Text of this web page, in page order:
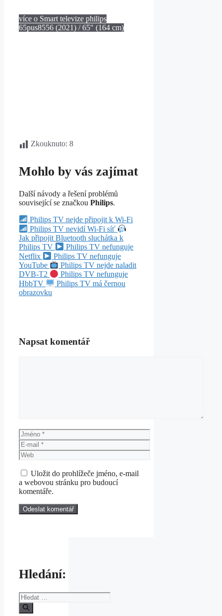
více o Smart televize philips
65pus8556 (2021) / 65" (164 cm)
Zkouknuto: 8
Mohlo by vás zajímat
Další návody a řešení problémů
související se značkou Philips.
Philips TV nejde připojit k Wi-Fi
Philips TV nevidí Wi-Fi síť
Jak připojit Bluetooth sluchátka k
Philips TV
Philips TV nefunguje
Netflix
Philips TV nefunguje
YouTube
Philips TV nejde naladit
DVB-T2
Philips TV nefunguje
HbbTV
Philips TV má černou
obrazovku
Napsat komentář
Jméno
E-
mail
Web
Uložit do prohlížeče jméno, e-mail
a webovou stránku pro budoucí
komentáře.
Hledání:
Hledat: